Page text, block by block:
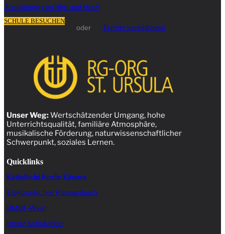
Ausbildung von Hirn und Herz!
SCHULE BESUCHEN
oder Termin vereinbaren
Unser Weg: Wertschätzender Umgang, hohe
Unterrichtsqualität, familiäre Atmosphäre,
musikalische Förderung, naturwissenschaftlicher
Schwerpunkt, soziales Lernen.
Quicklinks
Katholische Kirche Kärnten
Elektronisches Klassenbuch
BMBF-Wien
Unser Schulvideo